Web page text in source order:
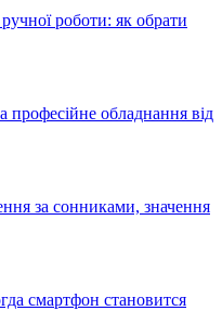
роботи: як обрати
обладнання від
за сонниками, значення
смартфон становится